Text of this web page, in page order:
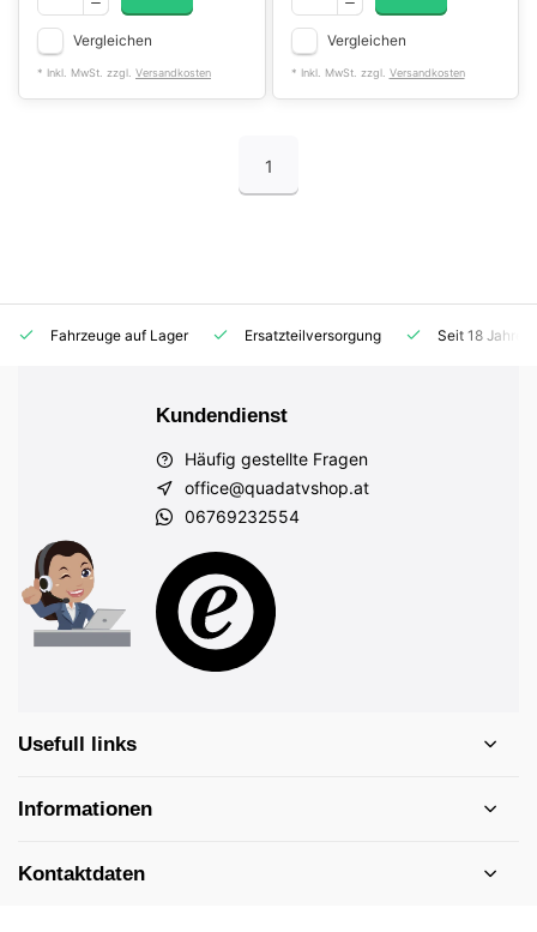
Vergleichen
* Inkl. MwSt. zzgl. Versandkosten
Vergleichen
* Inkl. MwSt. zzgl. Versandkosten
1
Fahrzeuge auf Lager Ersatzteilversorgung Seit 18
Kundendienst
Häufig gestellte Fragen
office@quadatvshop.at
06769232554
Usefull links
Informationen
Kontaktdaten